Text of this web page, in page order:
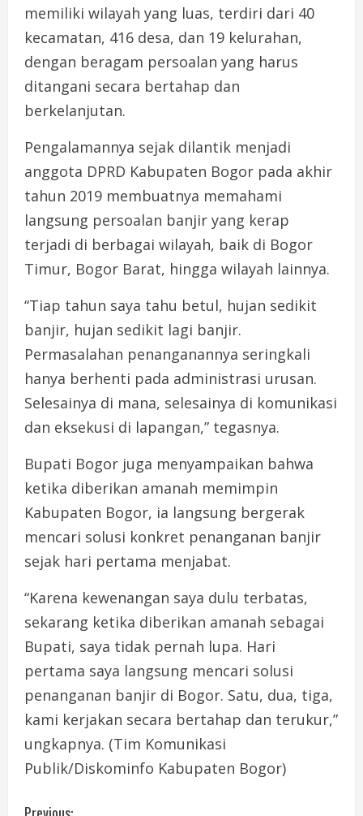
memiliki wilayah yang luas, terdiri dari 40
kecamatan, 416 desa, dan 19 kelurahan,
dengan beragam persoalan yang harus
ditangani secara bertahap dan
berkelanjutan.
Pengalamannya sejak dilantik menjadi
anggota DPRD Kabupaten Bogor pada akhir
tahun 2019 membuatnya memahami
langsung persoalan banjir yang kerap
terjadi di berbagai wilayah, baik di Bogor
Timur, Bogor Barat, hingga wilayah lainnya.
“Tiap tahun saya tahu betul, hujan sedikit
banjir, hujan sedikit lagi banjir.
Permasalahan penanganannya seringkali
hanya berhenti pada administrasi urusan.
Selesainya di mana, selesainya di komunikasi
dan eksekusi di lapangan,” tegasnya.
Bupati Bogor juga menyampaikan bahwa
ketika diberikan amanah memimpin
Kabupaten Bogor, ia langsung bergerak
mencari solusi konkret penanganan banjir
sejak hari pertama menjabat.
“Karena kewenangan saya dulu terbatas,
sekarang ketika diberikan amanah sebagai
Bupati, saya tidak pernah lupa. Hari
pertama saya langsung mencari solusi
penanganan banjir di Bogor. Satu, dua, tiga,
kami kerjakan secara bertahap dan terukur,”
ungkapnya. (Tim Komunikasi
Publik/Diskominfo Kabupaten Bogor)